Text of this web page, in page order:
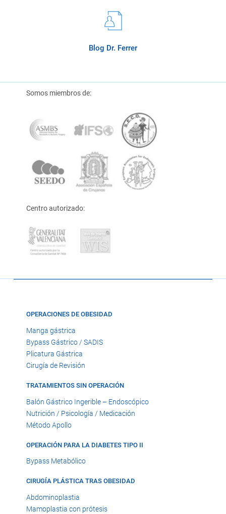
Blog Dr. Ferrer
Somos miembros de:
Centro autorizado:
OPERACIONES DE OBESIDAD
Manga gástrica
Bypass Gástrico / SADIS
Plicatura Gástrica
Cirugía de Revisión
TRATAMIENTOS SIN OPERACIÓN
Balón Gástrico Ingerible – Endoscópico
Nutrición / Psicología / Medicación
Método Apollo
OPERACIÓN PARA LA DIABETES TIPO II
Bypass Metabólico
CIRUGÍA PLÁSTICA TRAS OBESIDAD
Abdominoplastia
Mamoplastia con prótesis